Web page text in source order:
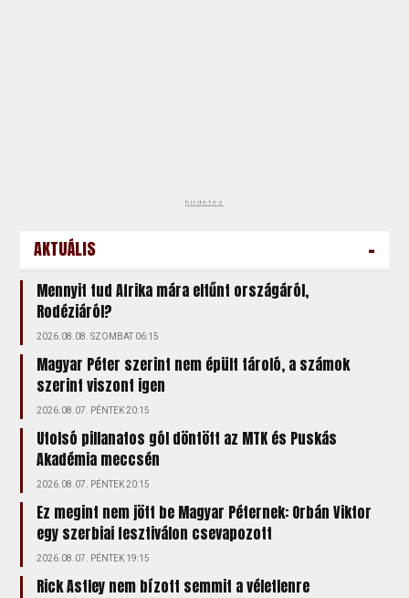
hirdetés
AKTUÁLIS -
Mennyit tud Afrika mára eltűnt országáról,
Rodéziáról?
2026.08.08. SZOMBAT 06:15
Magyar Péter szerint nem épült tároló, a számok
szerint viszont igen
2026.08.07. PÉNTEK 20:15
Utolsó pillanatos gól döntött az MTK és Puskás
Akadémia meccsén
2026.08.07. PÉNTEK 20:15
Ez megint nem jött be Magyar Péternek: Orbán Viktor
egy szerbiai fesztiválon csevapozott
2026.08.07. PÉNTEK 19:15
Rick Astley nem bízott semmit a véletlenre